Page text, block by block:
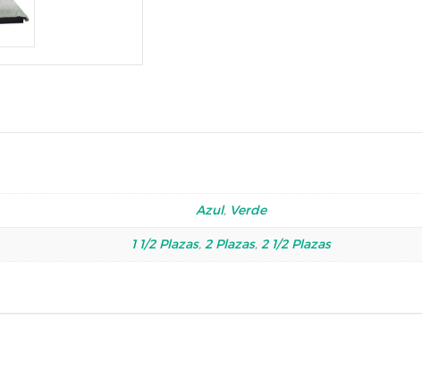
Azul, Verde
1 1/2 Plazas, 2 Plazas, 2 1/2 Plazas